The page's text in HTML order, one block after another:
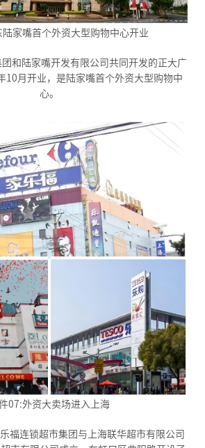
家嘴首个外资大型购物中心开业
和陆家嘴开发有限公司共同开发的正大广
10月开业，是陆家嘴首个外资大型购物中
心。
07:外资大卖场进入上海
福连锁超市集团与上海联华超市有限公司